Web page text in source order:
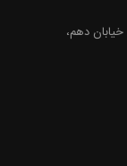
دهم،